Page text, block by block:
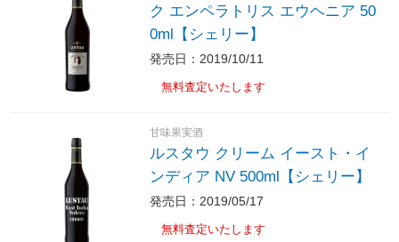
ク エンペラトリス エウヘニア 50
0ml【シェリー】
発売日：2019/10/11
無料査定いたします
甘味果実酒
ルスタウ クリーム イースト・イ
ンディア NV 500ml【シェリー】
発売日：2019/05/17
無料査定いたします